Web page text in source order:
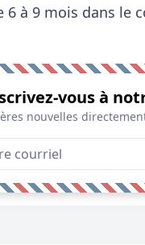
6 à 9 mois dans le
vous à
nouvelles